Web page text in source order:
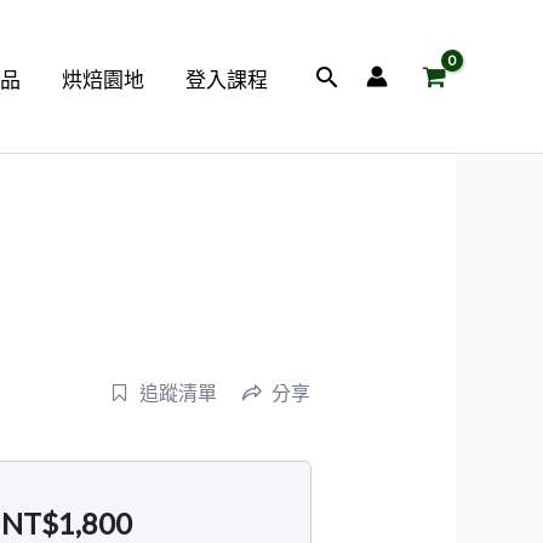
烘焙園地 登入課程
搜
追蹤清單 分享
NT$1,800